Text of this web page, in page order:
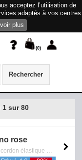
acceptez l’utilisation de
adaptés à vos centres
plus
(0)
Rechercher
1 sur 80
rose
Bracelet souple composé d'un cordon élastique et d'un pendentif représentant une main incrusté de cristaux blancs avec finition dorée - Sans Nickel - Reference: 0601.152.0909